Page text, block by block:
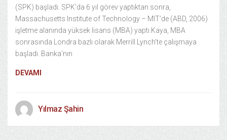
(SPK) başladı. SPK’da 6 yıl görev yaptıktan sonra,
Massachusetts Institute of Technology – MIT’de (ABD, 2006)
işletme alanında yüksek lisans (MBA) yaptı.Kaya, MBA
sonrasında Londra bazlı olarak Merrill Lynch’te çalışmaya
başladı. Banka’nın
DEVAMI
Yılmaz Şahin